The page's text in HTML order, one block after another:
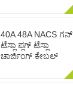
40A 48A NACS ಗನ್
ಟೆಸ್ಲಾ ಪ್ಲಗ್ ಟೆಸ್ಲಾ
ಚಾರ್ಜಿಂಗ್ ಕೇಬಲ್